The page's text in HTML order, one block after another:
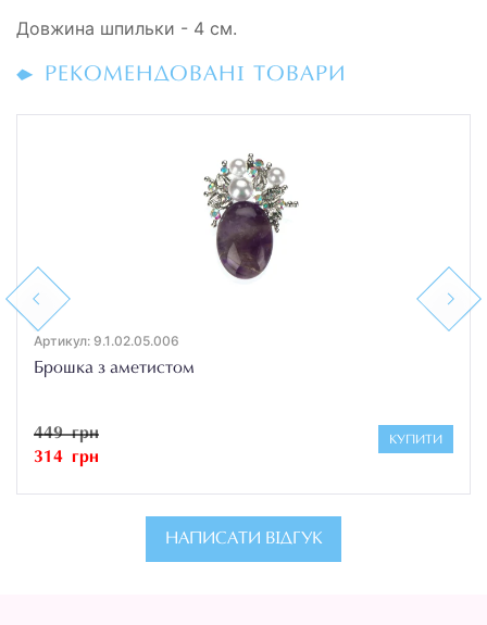
Довжина шпильки - 4 см.
РЕКОМЕНДОВАНІ ТОВАРИ
Previous
Артикул: 9.1.02.05.006
Брошка з аметистом
449 грн
314 грн
КУПИТИ
Next
НАПИСАТИ ВІДГУК